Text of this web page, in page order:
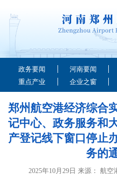
政务要闻 河南要闻
重点产业
企业之窗
郑州航空港经济综合
记中心、政务服务和
产登记线下窗口停止
务的
2025年10月29日 来源： 航